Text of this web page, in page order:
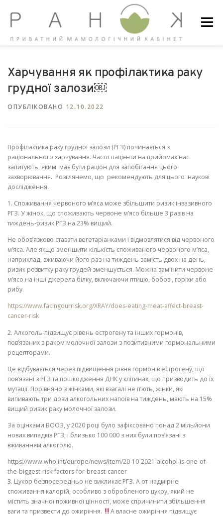
Меню
СТАТТІ
Харчування як профілактика раку
грудної залози￼
ОПУБЛІКОВАНО 12.10.2022
Профілактика раку грудної залози (РГЗ) починається з
раціонального харчування. Часто пацієнти на прийомах нас
запитують, яким має бути раціон для запобігання цього
захворювання. Розглянемо, що рекомендують для цього наукові
дослідження.
1️. Споживання червоного м’яса може збільшити ризик інвазивного
РГЗ. У жінок, що споживають червоне м’ясо більше 3 разів на
тиждень-ризик РГЗ на 23% вищий.
Не обов’язково ставати вегетаріанками і відмовлятися від червоного
м’яса. Але якщо зменшити кількість споживаного червоного м’яса,
наприклад, вживаючи його раз на тиждень замість двох на день,
ризик розвитку раку грудей зменшується. Можна замінити червоне
м’ясо на інші джерела білку, включаючи птицю, бобові, горіхи або
рибу.
https://www.facingourrisk.org/XRAY/does-eating-meat-affect-breast-
cancer-risk
2️. Алкоголь-підвищує рівень естрогену та інших гормонів,
пов’язаних з раком молочної залози з позитивними гормональними
рецепторами.
Це відбувається через підвищення рівня гормонів естрогену, що
пов’язані з РГЗ та пошкодження ДНК у клітинах, що призводить до їх
мутації. Порівняно з жінками, які взагалі не п’ють, жінки, які
випивають три дози алкогольних напоїв на тиждень, мають на 15%
вищий ризик раку молочної залози.
За оцінками ВООЗ, у 2020 році було зафіксовано понад 2 мільйони
нових випадків РГЗ, і близько 100 000 з них були пов’язані з
вживанням алкоголю.
https://www.who.int/europe/news/item/20-10-2021-alcohol-is-one-of-
the-biggest-risk-factors-for-breast-cancer
3. Цукор безпосередньо не викликає РГЗ. А от надмірне
споживання калорій, особливо з обробленого цукру, який не
містить значної поживної цінності, може спричинити збільшення
ваги та призвести до ожиріння.
А власне ожиріння підвищує